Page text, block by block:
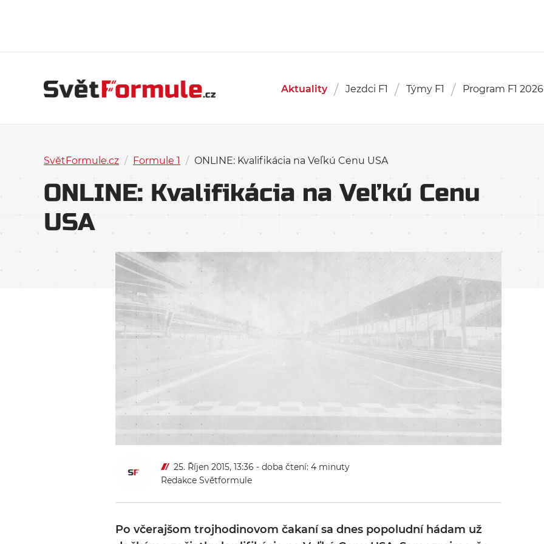
Aktuality Jezdci F1 Týmy F1 Program F1 2026
SvětFormule.cz / Formule 1 / ONLINE: Kvalifikácia na Veľkú Cenu USA
ONLINE: Kvalifikácia na Veľkú Cenu
USA
25. Říjen 2015, 13:36 - doba čtení: 4 minuty
Redakce Světformule
Po včerajšom trojhodinovom čakaní sa dnes popoludní hádam už